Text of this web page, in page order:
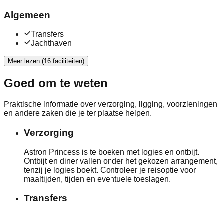
Algemeen
Transfers
Jachthaven
Meer lezen (16 faciliteiten)
Goed om te weten
Praktische informatie over verzorging, ligging, voorzieningen
en andere zaken die je ter plaatse helpen.
Verzorging
Astron Princess is te boeken met logies en ontbijt.
Ontbijt en diner vallen onder het gekozen arrangement,
tenzij je logies boekt. Controleer je reisoptie voor
maaltijden, tijden en eventuele toeslagen.
Transfers